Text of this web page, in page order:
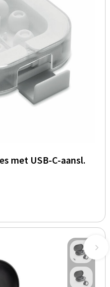
met USB-C-aansl.